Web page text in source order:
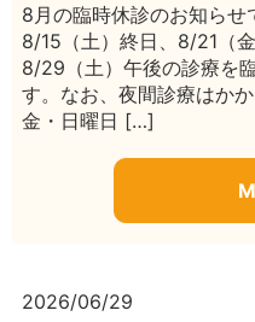
8月の臨時休診のお知らせ
8/15（土）終日、8/21（
8/29（土）午後の診療を
す。なお、夜間診療はか
金・日曜日 […]
2026/06/29